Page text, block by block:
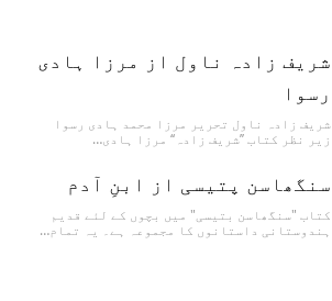
شریف زادہ ناول از مرزا ہادی
رسوا
شریف زادہ ناول تحریر مرزا محمد ہادی رسوا
زیر نظر کتاب ’’شریف زادہ‘‘ مرزا ہادی…
سنگھاسن پتیسی از ابنِ آدم
کتاب "سنگھاسن بتیسی" میں بچوں کے لئے قدیم
ہندوستانی داستانوں کا مجموعہ ہے۔ یہ تمام…